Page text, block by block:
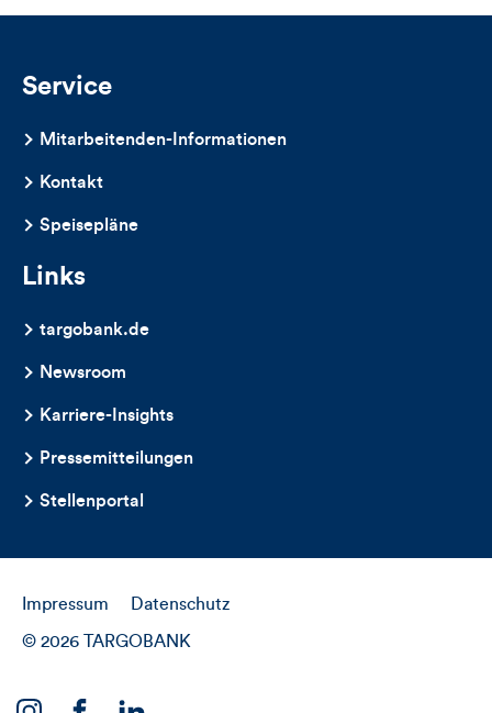
Kommentare
dieses
Artikels
Service
Mitarbeitenden-Informationen
Kontakt
Speisepläne
Links
targobank.de
Newsroom
Karriere-Insights
Pressemitteilungen
Stellenportal
Impressum Datenschutz
© 2026 TARGOBANK